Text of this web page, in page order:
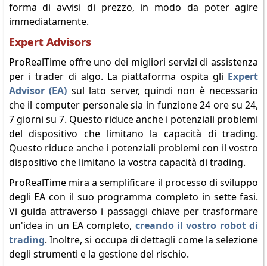
forma di avvisi di prezzo, in modo da poter agire
immediatamente.
Expert Advisors
ProRealTime offre uno dei migliori servizi di assistenza
per i trader di algo. La piattaforma ospita gli Expert
Advisor (EA) sul lato server, quindi non è necessario
che il computer personale sia in funzione 24 ore su 24,
7 giorni su 7. Questo riduce anche i potenziali problemi
del dispositivo che limitano la capacità di trading.
Questo riduce anche i potenziali problemi con il vostro
dispositivo che limitano la vostra capacità di trading.
ProRealTime mira a semplificare il processo di sviluppo
degli EA con il suo programma completo in sette fasi.
Vi guida attraverso i passaggi chiave per trasformare
un'idea in un EA completo, creando il vostro robot di
trading. Inoltre, si occupa di dettagli come la selezione
degli strumenti e la gestione del rischio.